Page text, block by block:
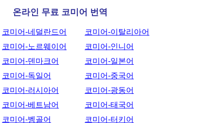
온라인 무료 코미어 번역
코미어-네덜란드어
코미어-노르웨이어
코미어-덴마크어
코미어-독일어
코미어-러시아어
코미어-베트남어
코미어-벵골어
코미어-이탈리아어
코미어-인니어
코미어-일본어
코미어-중국어
코미어-광동어
코미어-태국어
코미어-터키어